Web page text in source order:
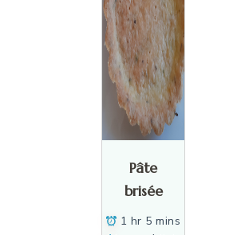
Pâte
brisée
1 hr 5 mins